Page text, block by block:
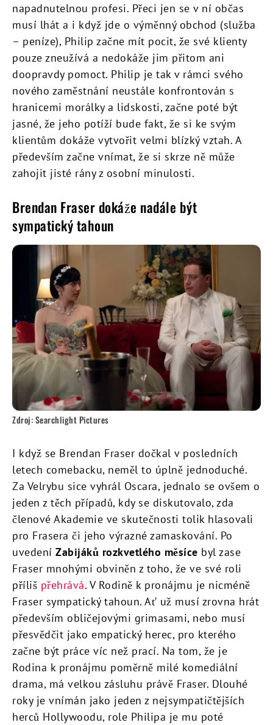
napadnutelnou profesi. Přeci jen se v ní občas
musí lhát a i když jde o výměnný obchod (služba
– peníze), Philip začne mít pocit, že své klienty
pouze zneužívá a nedokáže jim přitom ani
doopravdy pomoct. Philip je tak v rámci svého
nového zaměstnání neustále konfrontován s
hranicemi morálky a lidskosti, začne poté být
jasné, že jeho potíží bude fakt, že si ke svým
klientům dokáže vytvořit velmi blízký vztah. A
především začne vnímat, že si skrze ně může
zahojit jisté rány z osobní minulosti.
Brendan Fraser dokáže nadále být
sympatický tahoun
Zdroj: Searchlight Pictures
I když se Brendan Fraser dočkal v posledních
letech comebacku, neměl to úplně jednoduché.
Za Velrybu sice vyhrál Oscara, jednalo se ovšem o
jeden z těch případů, kdy se diskutovalo, zda
členové Akademie ve skutečnosti tolik hlasovali
pro Frasera či jeho výrazné zamaskování. Po
uvedení Zabijáků rozkvetlého měsíce byl zase
Fraser mnohými obviněn z toho, že ve své roli
příliš přehrává. V Rodině k pronájmu je nicméně
Fraser sympatický tahoun. Ať už musí zrovna hrát
především obličejovými grimasami, nebo musí
přesvědčit jako empatický herec, pro kterého
začne být práce víc než prací. Na tom, že je
Rodina k pronájmu poměrně milé komediální
drama, má velkou zásluhu právě Fraser. Dlouhé
roky je vnímán jako jeden z nejsympatičtějších
herců Hollywoodu, role Philipa je mu poté